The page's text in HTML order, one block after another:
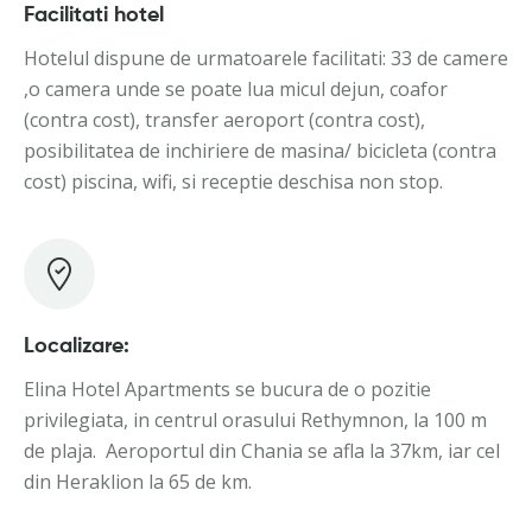
Facilitati hotel
Hotelul dispune de urmatoarele facilitati: 33 de camere
,o camera unde se poate lua micul dejun, coafor
(contra cost), transfer aeroport (contra cost),
posibilitatea de inchiriere de masina/ bicicleta (contra
cost) piscina, wifi, si receptie deschisa non stop.
Localizare:
Elina Hotel Apartments se bucura de o pozitie
privilegiata, in centrul orasului Rethymnon, la 100 m
de plaja. Aeroportul din Chania se afla la 37km, iar cel
din Heraklion la 65 de km.